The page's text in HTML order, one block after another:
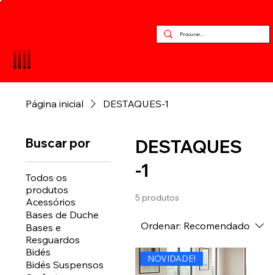
Página inicial DESTAQUES-1
Buscar por
Todos os
produtos
Acessórios
Bases de Duche
Bases e
Resguardos
Bidés
Bidés Suspensos
DESTAQUES
-1
5 produtos
Ordenar: Recomendado
NOVIDADE!